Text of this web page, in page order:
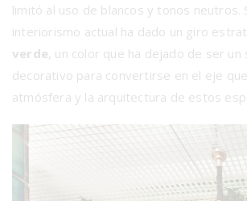
limitó al uso de blancos y tonos neutros.
interiorismo actual ha dado un giro
verde , un color que ha dejado de ser
decorativo para convertirse en el eje
atmósfera y la arquitectura de estos